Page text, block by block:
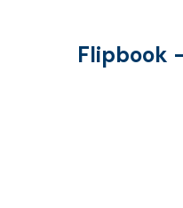
Flipbook